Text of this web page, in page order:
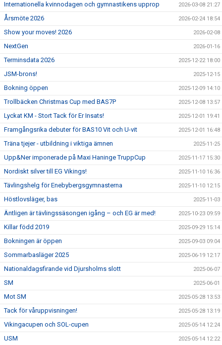
Internationella kvinnodagen och gymnastikens upprop 2026-03-08 21:27
Årsmöte 2026 2026-02-24 18:54
Show your moves! 2026 2026-02-08
NextGen 2026-01-16
Terminsdata 2026 2025-12-22 18:00
JSM-brons! 2025-12-15
Bokning öppen 2025-12-09 14:10
Trollbäcken Christmas Cup med BAS7P 2025-12-08 13:57
Lyckat KM - Stort Tack för Er Insats! 2025-12-01 19:41
Framgångsrika debuter för BAS10 Vit och U-vit 2025-12-01 16:48
Träna tjejer - utbildning i viktiga ämnen 2025-11-25
Upp&Ner imponerade på Maxi Haninge TruppCup 2025-11-17 15:30
Nordiskt silver till EG Vikings! 2025-11-10 16:36
Tävlingshelg för Enebybergsgymnasterna 2025-11-10 12:15
Höstlovsläger, bas 2025-11-03
Äntligen är tävlingssäsongen igång – och EG är med! 2025-10-23 09:59
Killar född 2019 2025-09-29 15:14
Bokningen är öppen 2025-09-03 09:04
Sommarbasläger 2025 2025-06-19 12:17
Nationaldagsfirande vid Djursholms slott 2025-06-07
SM 2025-06-01
Mot SM 2025-05-28 13:53
Tack för våruppvisningen! 2025-05-28 13:19
Vikingacupen och SOL-cupen 2025-05-14 12:24
USM 2025-05-14 12:22